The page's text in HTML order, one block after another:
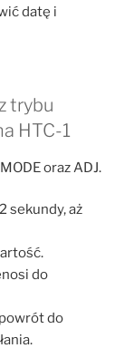
datę i
trybu
HTC-1
oraz ADJ.
sekundy, aż
do
do